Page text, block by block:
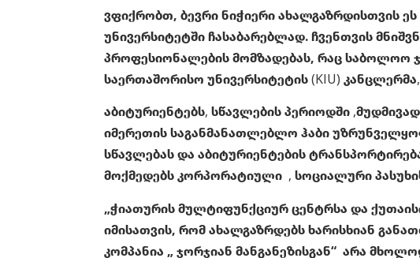
ვფიქრობთ, ბევრი ნიჭიერი ახალგაზრდისთვის
უნივერსიტეტში ჩასაბარებლად. ჩვენთვის
პროფესიონალების მომზადებას, რაც საბოლოო
საერთაშორისო უნივერსიტეტის (KIU)
აბიტურიენტებს, სწავლების პერიოდში
იმერეთის საგანმანათლებლო ჰაბი
სწავლებას და აბიტურიენტების
მოქმედებს კორპორატიული , სოციალური
„ჭიათურის მულტიფუნქციურ ცენტრსა და
იმისათვის, რომ ახალგაზრდებს ხარისხიან
კომპანია „ ჯორჯიან მანგანეზისგან“ არა